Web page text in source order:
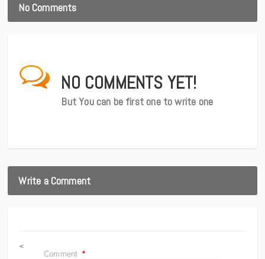
No Comments
NO COMMENTS YET!
But You can be first one to write one
Write a Comment
<
Comment *